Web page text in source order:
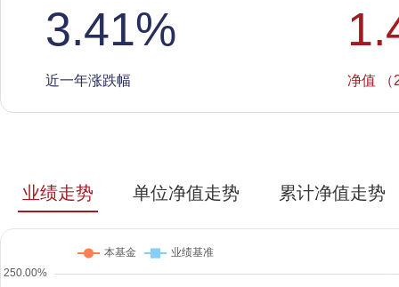
3.41%
近一年涨跌幅 净值 （
业绩走势 单位净值走势 累计净值走势